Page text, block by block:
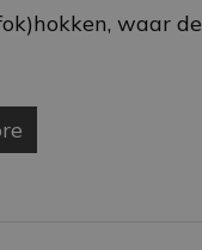
waar de